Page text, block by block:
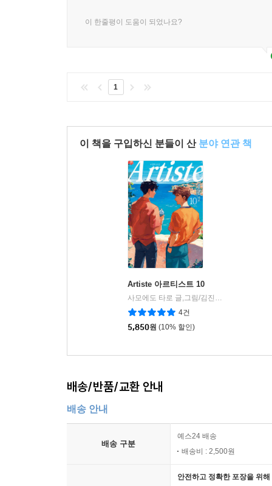
이 한줄평이 도움이 되었나요?
1
이 책을 구입하신 분들이 산 분야 연관 책
Artiste 아르티스트 10
사모에도 타로 글,그림/김진희 역
4건
5,850원 (10% 할인)
배송/반품/교환 안내
배송 안내
배송 구분
예스24 배송
배송비 : 2,500원
안전하고 정확한 포장을 위